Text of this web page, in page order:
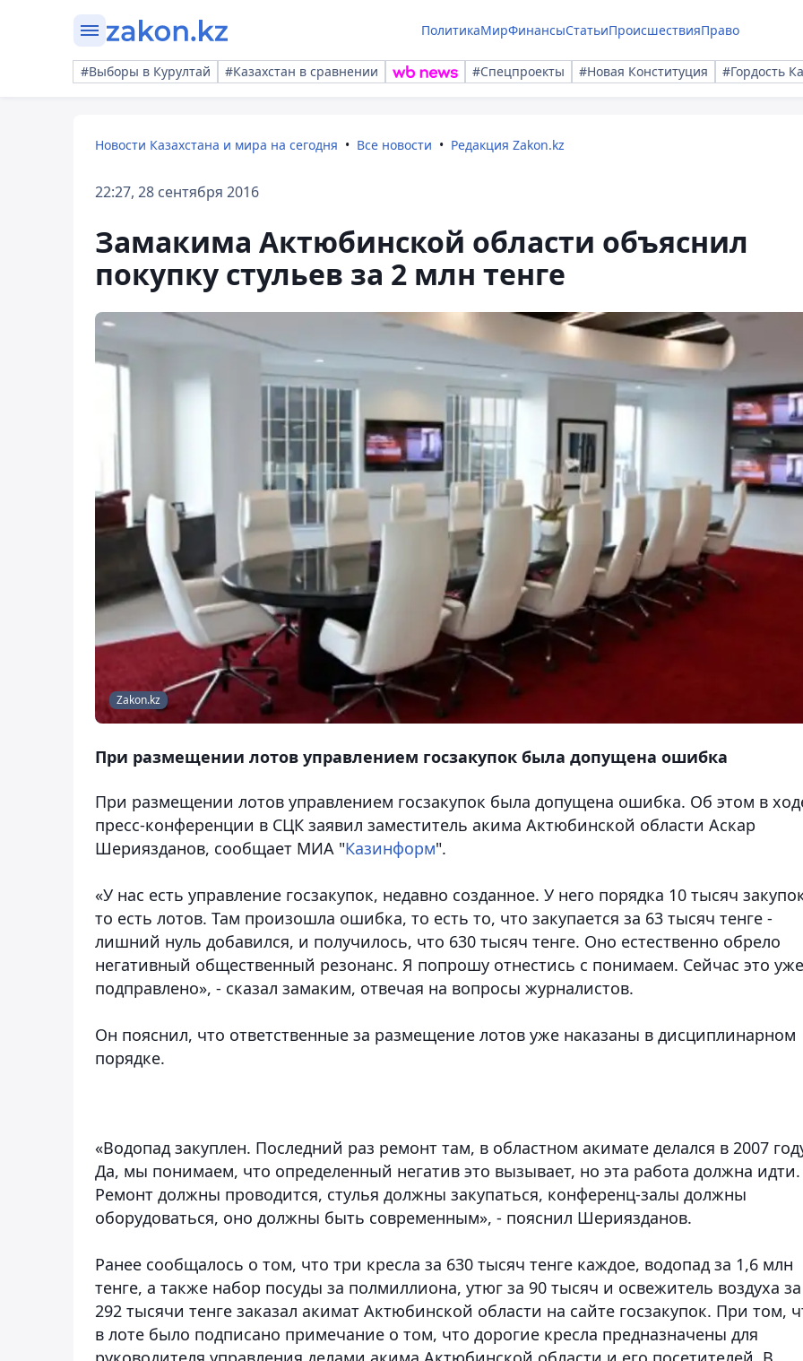
ПолитикаМирФинансыСтатьиПроисшествияПраво
#Выборы в Курултай #Казахстан в сравнении #Спецпроекты #Новая Конституция #Гордость
Новости Казахстана и мира на сегодня Все новости Редакция Zakon.kz
22:27, 28 сентября 2016
Замакима Актюбинской области объяснил
покупку стульев за 2 млн тенге
Zakon.kz
При размещении лотов управлением госзакупок была допущена ошибка
При размещении лотов управлением госзакупок была допущена ошибка. Об этом в
пресс-конференции в СЦК заявил заместитель акима Актюбинской области Аскар
Шериязданов, сообщает МИА "Казинформ".
«У нас есть управление госзакупок, недавно созданное. У него порядка 10 тысяч
то есть лотов. Там произошла ошибка, то есть то, что закупается за 63 тысяч тенге -
лишний нуль добавился, и получилось, что 630 тысяч тенге. Оно естественно обрело
негативный общественный резонанс. Я попрошу отнестись с понимаем. Сейчас это уже
подправлено», - сказал замаким, отвечая на вопросы журналистов.
Он пояснил, что ответственные за размещение лотов уже наказаны в дисциплинарном
порядке.
«Водопад закуплен. Последний раз ремонт там, в областном акимате делался в 2007
Да, мы понимаем, что определенный негатив это вызывает, но эта работа должна идти.
Ремонт должны проводится, стулья должны закупаться, конференц-залы должны
оборудоваться, оно должны быть современным», - пояснил Шериязданов.
Ранее сообщалось о том, что три кресла за 630 тысяч тенге каждое, водопад за 1,6 млн
тенге, а также набор посуды за полмиллиона, утюг за 90 тысяч и освежитель воздуха за
292 тысячи тенге заказал акимат Актюбинской области на сайте госзакупок. При том,
в лоте было подписано примечание о том, что дорогие кресла предназначены для